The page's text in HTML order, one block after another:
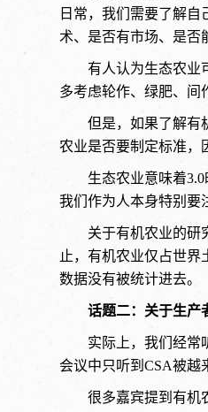
日常，我们需要了解
术、是否有市场、是否
有人认为生态农业
多考虑轮作、绿肥、间
但是，如果了解有
农业是否要制定标准，
生态农业意味着
我们作为人本身特别要
关于有机农业的研
止，有机农业仅占世
数据没有被统计进去。
话题二：关于生产
实际上，我们经常
会议中只听到CSA被越
很多嘉宾提到有机